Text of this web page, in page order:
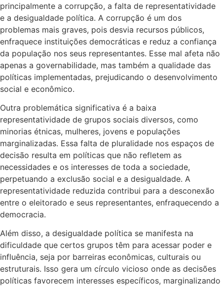
principalmente a corrupção, a falta de representatividade
e a desigualdade política. A corrupção é um dos
problemas mais graves, pois desvia recursos públicos,
enfraquece instituições democráticas e reduz a confiança
da população nos seus representantes. Esse mal afeta não
apenas a governabilidade, mas também a qualidade das
políticas implementadas, prejudicando o desenvolvimento
social e econômico.
Outra problemática significativa é a baixa
representatividade de grupos sociais diversos, como
minorias étnicas, mulheres, jovens e populações
marginalizadas. Essa falta de pluralidade nos espaços de
decisão resulta em políticas que não refletem as
necessidades e os interesses de toda a sociedade,
perpetuando a exclusão social e a desigualdade. A
representatividade reduzida contribui para a desconexão
entre o eleitorado e seus representantes, enfraquecendo a
democracia.
Além disso, a desigualdade política se manifesta na
dificuldade que certos grupos têm para acessar poder e
influência, seja por barreiras econômicas, culturais ou
estruturais. Isso gera um círculo vicioso onde as decisões
políticas favorecem interesses específicos, marginalizando